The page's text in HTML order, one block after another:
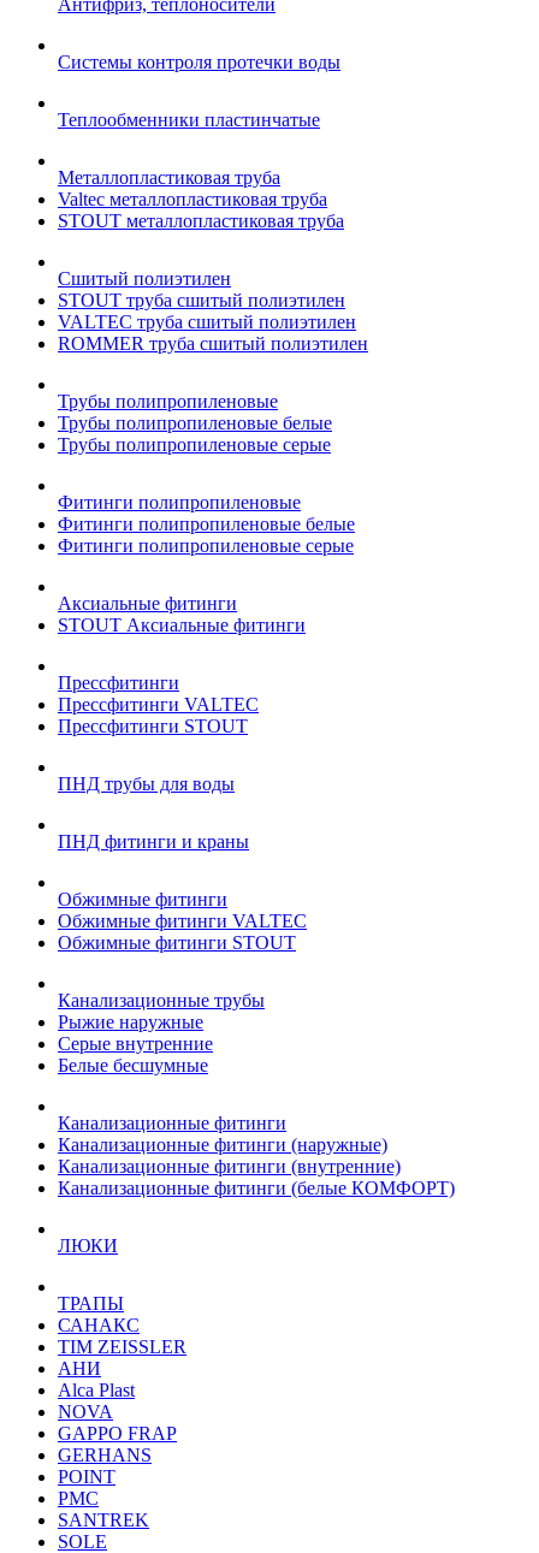
Антифриз, теплоносители
Системы контроля протечки воды
Теплообменники пластинчатые
Металлопластиковая труба
Valtec металлопластиковая труба
STOUT металлопластиковая труба
Сшитый полиэтилен
STOUT труба сшитый полиэтилен
VALTEC труба сшитый полиэтилен
ROMMER труба сшитый полиэтилен
Трубы полипропиленовые
Трубы полипропиленовые белые
Трубы полипропиленовые серые
Фитинги полипропиленовые
Фитинги полипропиленовые белые
Фитинги полипропиленовые серые
Аксиальные фитинги
STOUT Аксиальные фитинги
Прессфитинги
Прессфитинги VALTEC
Прессфитинги STOUT
ПНД трубы для воды
ПНД фитинги и краны
Обжимные фитинги
Обжимные фитинги VALTEC
Обжимные фитинги STOUT
Канализационные трубы
Рыжие наружные
Серые внутренние
Белые бесшумные
Канализационные фитинги
Канализационные фитинги (наружные)
Канализационные фитинги (внутренние)
Канализационные фитинги (белые КОМФОРТ)
ЛЮКИ
ТРАПЫ
САНАКС
TIM ZEISSLER
АНИ
Alca Plast
NOVA
GAPPO FRAP
GERHANS
POINT
РМС
SANTREK
SOLE